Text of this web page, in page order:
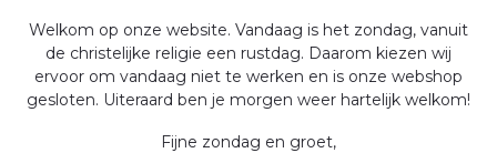
Welkom op onze website. Vandaag is het zondag, vanuit
de christelijke religie een rustdag. Daarom kiezen wij
ervoor om vandaag niet te werken en is onze webshop
gesloten. Uiteraard ben je morgen weer hartelijk welkom!
Fijne zondag en groet,